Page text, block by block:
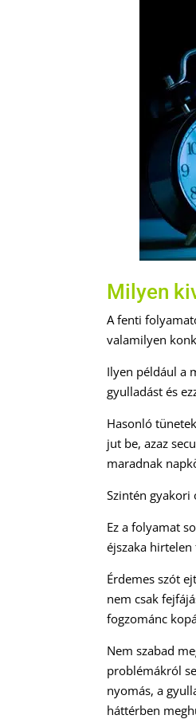
Milyen
A fenti
valamilyen
Ilyen például a
gyulladást és
Hasonló
jut be, azaz
maradnak
Szintén gyakori
Ez a folyamat
éjszaka
Érdemes szót
nem csak
fogzománc
Nem szabad
problémákról
nyomás, a
háttérben